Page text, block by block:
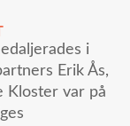
i
Erik Ås,
Kloster var på